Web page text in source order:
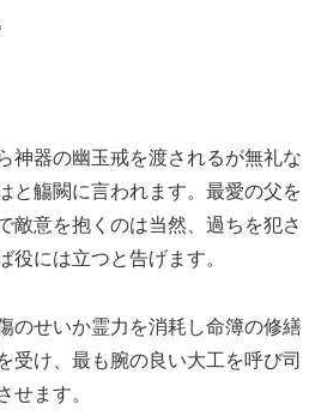
神器の幽玉戒を渡されるが無礼な
と觴闕に言われます。最愛の父を
敵意を抱くのは当然、過ちを犯さ
役には立つと告げます。
のせいか霊力を消耗し命簿の修繕
受け、最も腕の良い大工を呼び司
せます。